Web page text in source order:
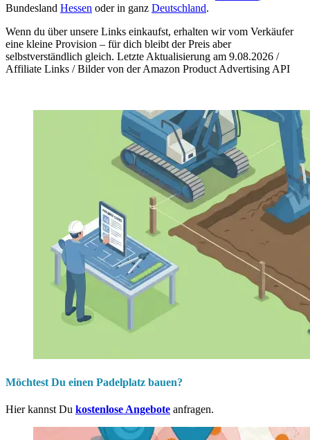
Bundesland Hessen oder in ganz Deutschland.
Wenn du über unsere Links einkaufst, erhalten wir vom Verkäufer
eine kleine Provision – für dich bleibt der Preis aber
selbstverständlich gleich. Letzte Aktualisierung am 9.08.2026 /
Affiliate Links / Bilder von der Amazon Product Advertising API
Möchtest Du einen Padelplatz bauen?
Hier kannst Du kostenlose Angebote anfragen.